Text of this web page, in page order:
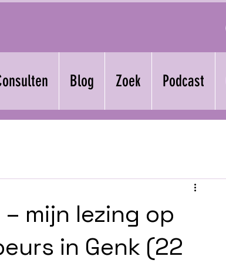
Blog Zoek Podcast
mijn lezing op
in Genk (22